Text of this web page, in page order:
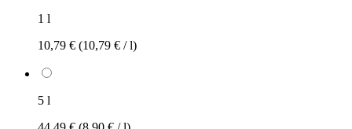
1 l
10,79 € (10,79 € / l)
5 l